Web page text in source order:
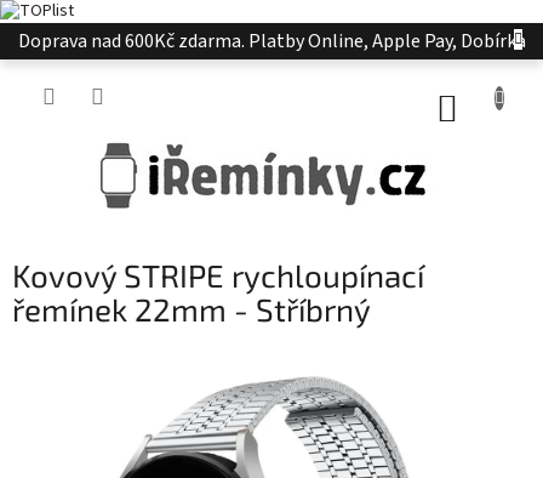
Přejít
na
Doprava nad 600Kč zdarma. Platby Online, Apple Pay, Dobírka
Kovový STRIPE rychloupínací
řemínek 22mm - Stříbrný